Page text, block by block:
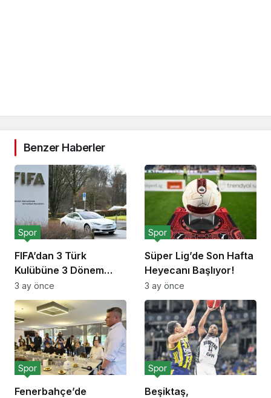
Benzer Haberler
FIFA’dan 3 Türk
Kulübüne 3 Dönem
Transfer Yasağı!
Spor
3 ay önce
Süper Lig’de Son Hafta
Heyecanı Başlıyor!
Spor
3 ay önce
Fenerbahçe’de
Spor
Beşiktaş,
Spor